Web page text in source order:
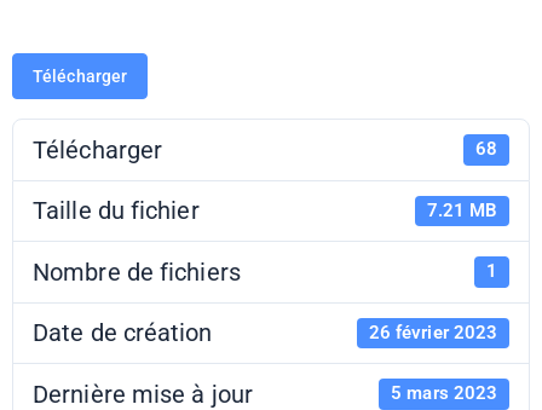
Télécharger
Télécharger 68
Taille du fichier 7.21 MB
Nombre de fichiers 1
Date de création 26 février 2023
Dernière mise à jour 5 mars 2023